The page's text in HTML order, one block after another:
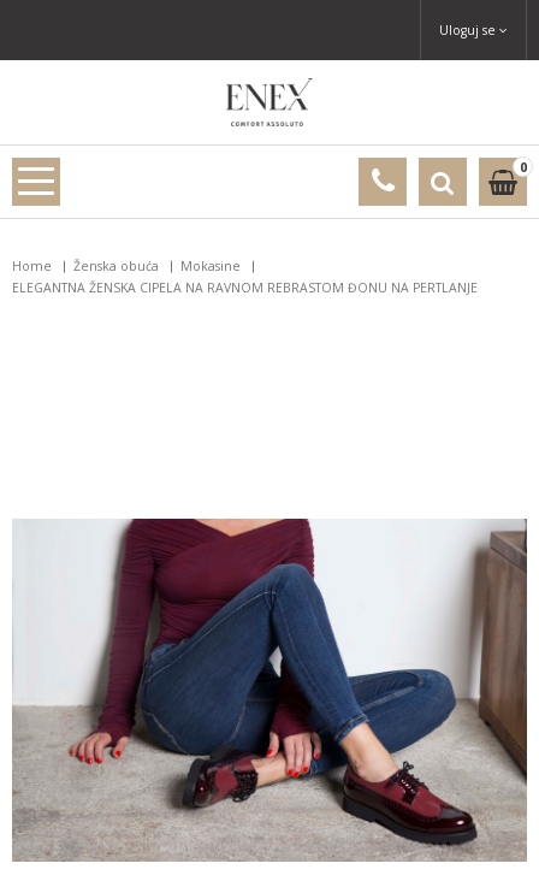
Uloguj se
0
Home Ženska obuća
Mokasine
ELEGANTNA ŽENSKA CIPELA NA RAVNOM REBRASTOM ĐONU NA PERTLANJE